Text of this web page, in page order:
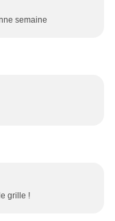
semaine
grille !